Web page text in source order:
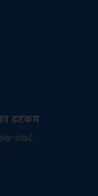
डटकम
०७८